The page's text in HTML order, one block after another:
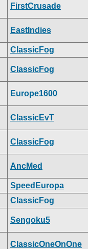
FirstCrusade
EastIndies
ClassicFog
ClassicFog
Europe1600
ClassicEvT
ClassicFog
AncMed
SpeedEuropa
ClassicFog
Sengoku5
ClassicOneOnOne